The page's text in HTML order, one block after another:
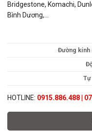
Bridgestone, Komachi,
Bình Dương,…
Đường kính
HOTLINE: 0915.886.488 |